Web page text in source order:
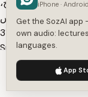
مرحلة جسر الروح،
ومعه كل هؤلاء الناس
31:00
Speaker A
أيها الحاكم جو، مضى
هنا العلاج بالإبر
إذا أراد الزعيم
We use cookies to
iPhone ·
Get the SozAI
own audio:
languages.
App